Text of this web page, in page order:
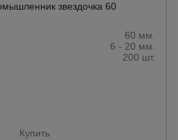
звездочка 60
60 мм.
6 - 20 мм.
200 шт.
Купить